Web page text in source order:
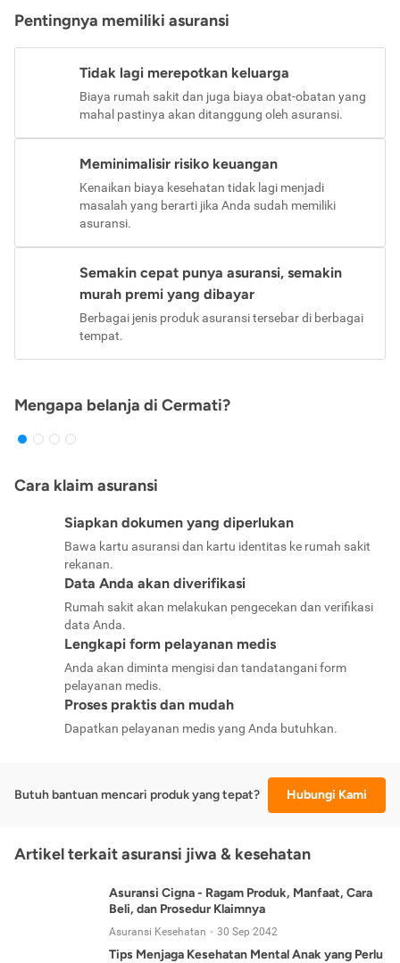
Pentingnya memiliki asuransi
Tidak lagi merepotkan keluarga
Biaya rumah sakit dan juga biaya obat-obatan yang
mahal pastinya akan ditanggung oleh asuransi.
Meminimalisir risiko keuangan
Kenaikan biaya kesehatan tidak lagi menjadi
masalah yang berarti jika Anda sudah memiliki
asuransi.
Semakin cepat punya asuransi, semakin
murah premi yang dibayar
Berbagai jenis produk asuransi tersebar di berbagai
tempat.
Mengapa belanja di Cermati?
Cara klaim asuransi
Siapkan dokumen yang diperlukan
Bawa kartu asuransi dan kartu identitas ke rumah sakit
rekanan.
Data Anda akan diverifikasi
Rumah sakit akan melakukan pengecekan dan verifikasi
data Anda.
Lengkapi form pelayanan medis
Anda akan diminta mengisi dan tandatangani form
pelayanan medis.
Proses praktis dan mudah
Dapatkan pelayanan medis yang Anda butuhkan.
Butuh bantuan mencari produk yang tepat? Hubungi Kami
Artikel terkait asuransi jiwa & kesehatan
Asuransi Cigna - Ragam Produk, Manfaat, Cara
Beli, dan Prosedur Klaimnya
Asuransi Kesehatan 30 Sep 2042
Tips Menjaga Kesehatan Mental Anak yang Perlu